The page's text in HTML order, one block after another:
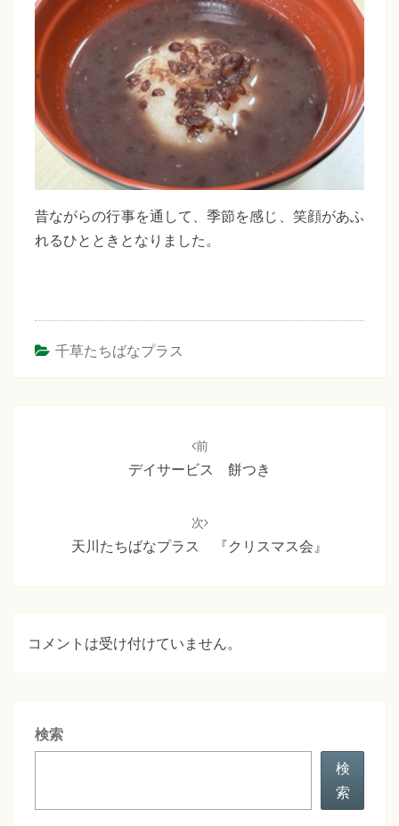
昔ながらの行事を通して、季節を感じ、笑顔があふ
れるひとときとなりました。
千草たちばなプラス
前
デイサービス 餅つき
次
天川たちばなプラス 『クリスマス会』
コメントは受け付けていません。
検索
検
索